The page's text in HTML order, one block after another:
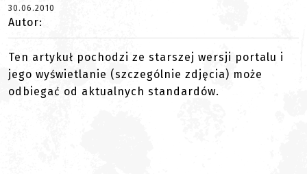
30.06.2010
Autor:
Ten artykuł pochodzi ze starszej wersji portalu i
jego wyświetlanie (szczególnie zdjęcia) może
odbiegać od aktualnych standardów.